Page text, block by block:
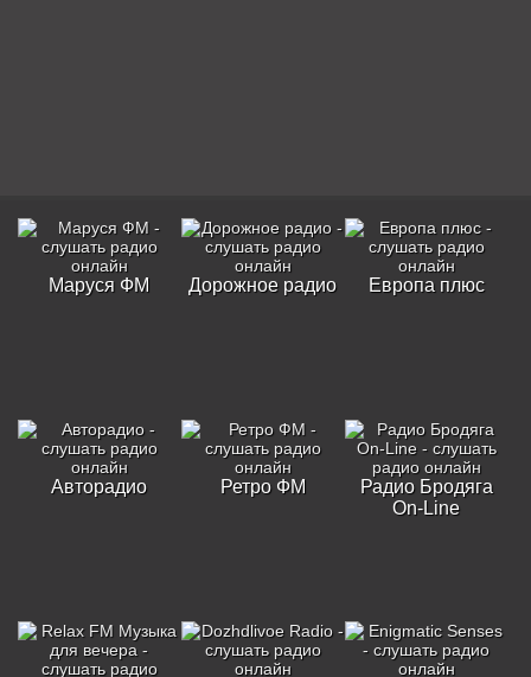
Маруся ФМ Дорожное радио Европа плюс
Авторадио Ретро ФМ
Радио Бродяга
On-Line